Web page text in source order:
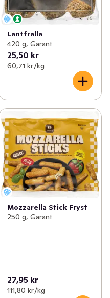
Lantfralla
420 g, Garant
25,50 kr
60,71 kr /kg
Mozzarella Stick Fryst
250 g, Garant
27,95 kr
111,80 kr /kg